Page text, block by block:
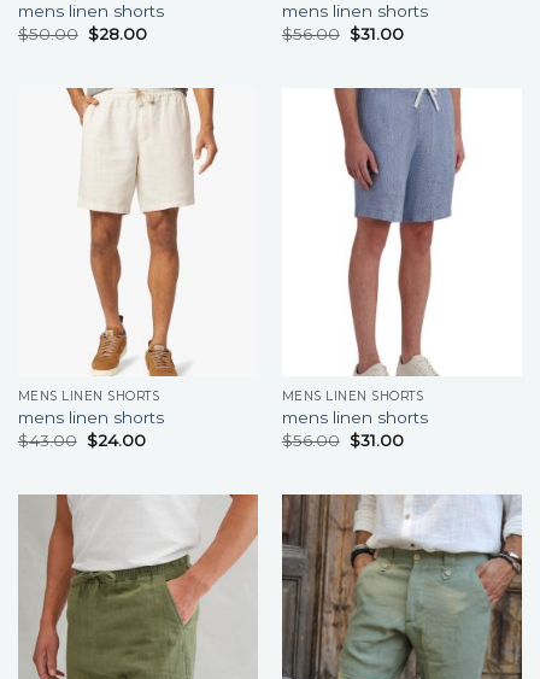
mens linen shorts
$50.00 $28.00
mens linen shorts
$56.00 $31.00
MENS LINEN SHORTS
mens linen shorts
$43.00 $24.00
MENS LINEN SHORTS
mens linen shorts
$56.00 $31.00